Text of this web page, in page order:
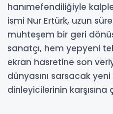
hanımefendiliğiyle
ismi Nur Ertürk, uzun
muhteşem bir geri
sanatçı, hem yepyeni
ekran hasretine son
dünyasını sarsacak
dinleyicilerinin karşısına